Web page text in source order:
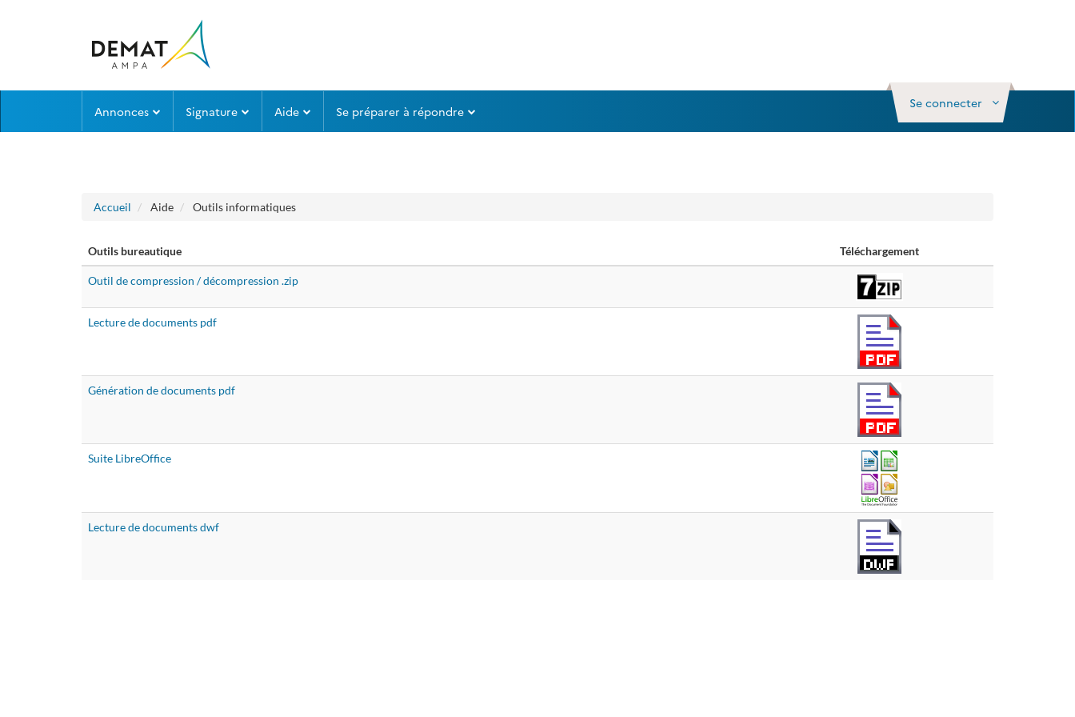
Se connecter
Annonces Signature Aide Se préparer à répondre
Accueil Aide Outils informatiques
Outils bureautique Téléchargement
Outil de compression / décompression .zip
Lecture de documents pdf
Génération de documents pdf
Suite LibreOffice
Lecture de documents dwf